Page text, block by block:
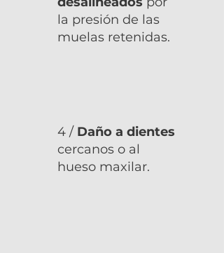
la presión de las
muelas retenidas.
4 / Daño a dientes
cercanos o al
hueso maxilar.